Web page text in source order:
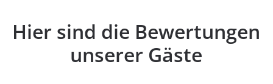
Hier sind die Bewertungen
unserer Gäste